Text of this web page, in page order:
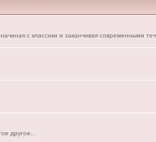
с классики и заканчивая современными
другое...